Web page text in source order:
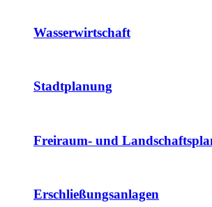
Wasserwirtschaft
Stadtplanung
Freiraum- und
Erschließungsanlagen